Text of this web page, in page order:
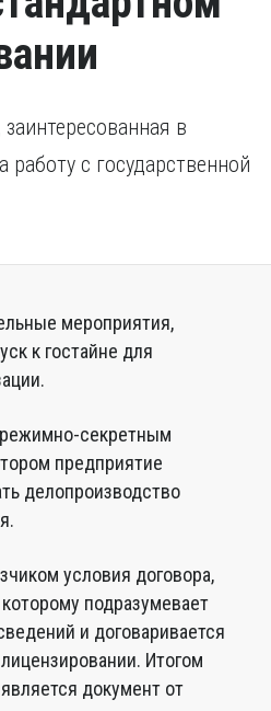
в
работу с государственной
мероприятия,
к гостайне для
секретным
предприятие
делопроизводство
условия договора,
подразумевает
и договаривается
Итогом
документ от